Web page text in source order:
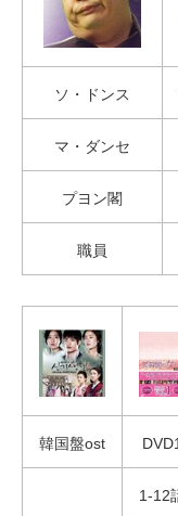
ソ・ドンス
マ・ダンセ
プヨン閣
職員
韓国盤ost
1-12